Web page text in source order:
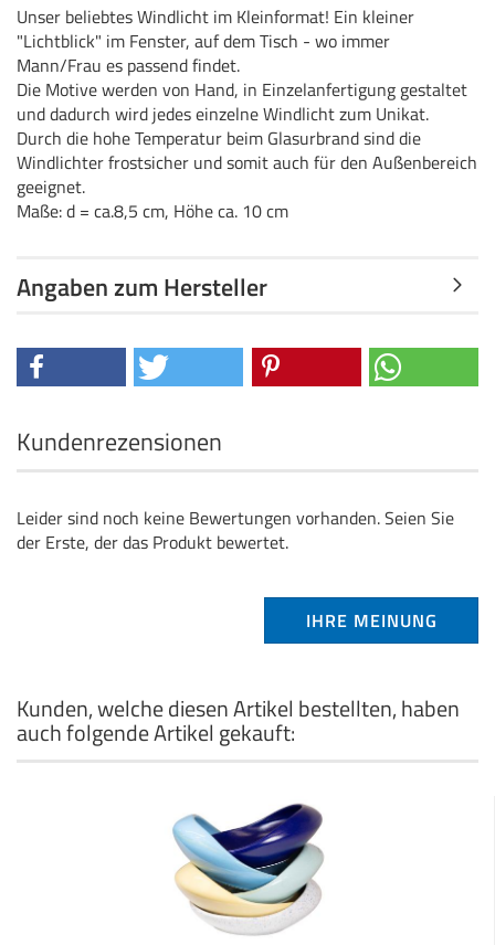
Unser beliebtes Windlicht im Kleinformat! Ein kleiner
"Lichtblick" im Fenster, auf dem Tisch - wo immer
Mann/Frau es passend findet.
Die Motive werden von Hand, in Einzelanfertigung gestaltet
und dadurch wird jedes einzelne Windlicht zum Unikat.
Durch die hohe Temperatur beim Glasurbrand sind die
Windlichter frostsicher und somit auch für den Außenbereich
geeignet.
Maße: d = ca.8,5 cm, Höhe ca. 10 cm
Angaben zum Hersteller
Kundenrezensionen
Leider sind noch keine Bewertungen vorhanden. Seien Sie
der Erste, der das Produkt bewertet.
IHRE MEINUNG
Kunden, welche diesen Artikel bestellten, haben
auch folgende Artikel gekauft: